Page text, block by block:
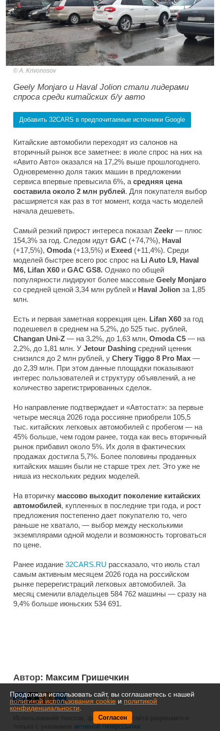
A. Krivonosov
Geely Monjaro и Haval Jolion стали лидерами
спроса среди китайских б/у авто
Добавить 32CARS в предпочитаемые источники Google
Китайские автомобили переходят из салонов на
вторичный рынок все заметнее: в июле спрос на них на
«Авито Авто» оказался на 17,2% выше прошлогоднего.
Одновременно доля таких машин в предложении
сервиса впервые превысила 6%, а средняя цена
составила около 2 млн рублей. Для покупателя выбор
расширяется как раз в тот момент, когда часть моделей
начала дешеветь.
Самый резкий прирост интереса показал Zeekr — плюс
154,3% за год. Следом идут GAC (+74,7%), Haval
(+17,5%), Omoda(+13,5%) и Exeed (+11,4%). Среди
моделей быстрее всего рос спрос на Li Auto L9, Haval
M6, Lifan X60 и GAC GS8. Однако по общей
популярности лидируют более массовые Geely Monjaro
со средней ценой 3,34 млн рублей и Haval Jolion за 1,85
млн.
Есть и первая заметная коррекция цен. Lifan X60 за год
подешевел в среднем на 5,2%, до 525 тыс. рублей,
Changan Uni-Z — на 3,2%, до 1,63 млн, Omoda C5 — на
2,2%, до 1,81 млн. У Jetour Dashing средний ценник
снизился до 2 млн рублей, у Chery Tiggo 8 Pro Max —
до 2,39 млн. При этом данные площадки показывают
интерес пользователей и структуру объявлений, а не
количество зарегистрированных сделок.
Но направление подтверждает и «Автостат»: за первые
четыре месяца 2026 года россияне приобрели 105,5
тыс. китайских легковых автомобилей с пробегом — на
45% больше, чем годом ранее, тогда как весь вторичный
рынок прибавил около 5%. Их доля в фактических
продажах достигла 5,7%. Более половины проданных
китайских машин были не старше трех лет. Это уже не
ниша из нескольких редких моделей.
На вторичку массово выходит поколение китайских
автомобилей, купленных в последние три года, и рост
предложения постепенно дает покупателю то, чего
раньше не хватало, — выбор между несколькими
экземплярами одной модели и возможность торговаться
по цене.
Ранее издание 32CARS.RU рассказало, что июль стал
самым активным месяцем 2026 года на российском
рынке перерегистраций легковых автомобилей. За
месяц сменили владельцев 584 762 машины — сразу на
9,4% больше июньских 534 691.
Автор: Максим Гришечкин
Использование текстов, фото- и видео сайта разрешается
только с указанием активной гиперссылки
Продолжая использовать сайт, вы соглашаетесь с нашей
политикой использования cookie и политикой
конфиденциальности
Согласен